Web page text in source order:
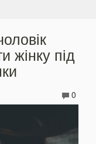
жінку під
0